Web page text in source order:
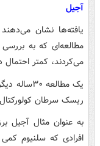
آجیل
یافته‌ها نشان
می‌کردند، کمتر
ریسک سرطان
به عنوان مثال آجیل
افرادی که سلنیوم